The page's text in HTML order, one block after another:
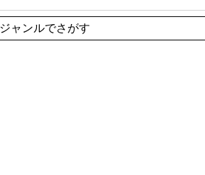
ジャンルでさがす